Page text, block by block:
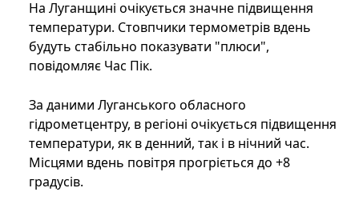
На Луганщині очікується значне підвищення
температури. Стовпчики термометрів вдень
будуть стабільно показувати "плюси",
повідомляє Час Пік.
За даними Луганського обласного
гідрометцентру, в регіоні очікується підвищення
температури, як в денний, так і в нічний час.
Місцями вдень повітря прогріється до +8
градусів.